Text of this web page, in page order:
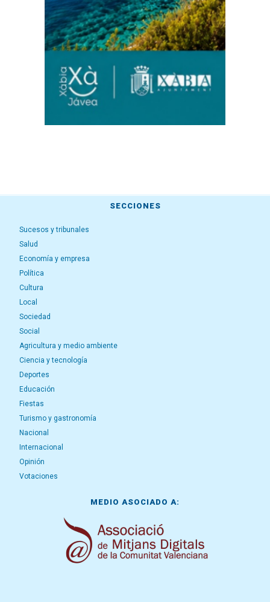
SECCIONES
Sucesos y tribunales
Salud
Economía y empresa
Política
Cultura
Local
Sociedad
Social
Agricultura y medio ambiente
Ciencia y tecnología
Deportes
Educación
Fiestas
Turismo y gastronomía
Nacional
Internacional
Opinión
Votaciones
MEDIO ASOCIADO A: